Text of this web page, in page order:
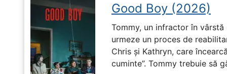
Good Boy (2026)
Tommy, un infractor în
urmeze un proces de
Chris și Kathryn, care
cuminte”. Tommy trebuie să